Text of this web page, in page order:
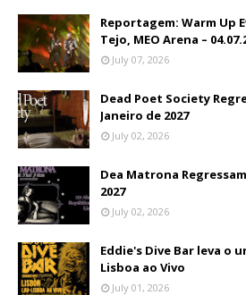
Reportagem: Warm Up
Tejo, MEO Arena –
July 07, 2026
Dead Poet Society
Janeiro de 2027
July 02, 2026
Dea Matrona
2027
July 02, 2026
Eddie's Dive Bar leva o
Lisboa ao Vivo
July 01, 2026